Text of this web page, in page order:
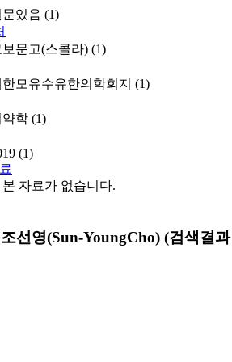
문있음 (1)
보문고(스콜라) (1)
모유수유한의학회지 (1)
약학 (1)
(1)
본 자료가 없습니다.
선영(Sun-YoungCho) (검색결